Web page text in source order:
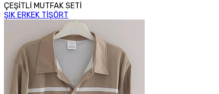
ÇEŞİTLİ MUTFAK SETİ
ŞIK ERKEK TİŞÖRT